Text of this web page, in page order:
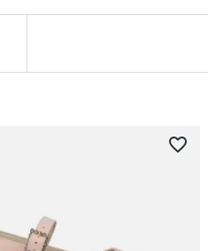
favorite_border